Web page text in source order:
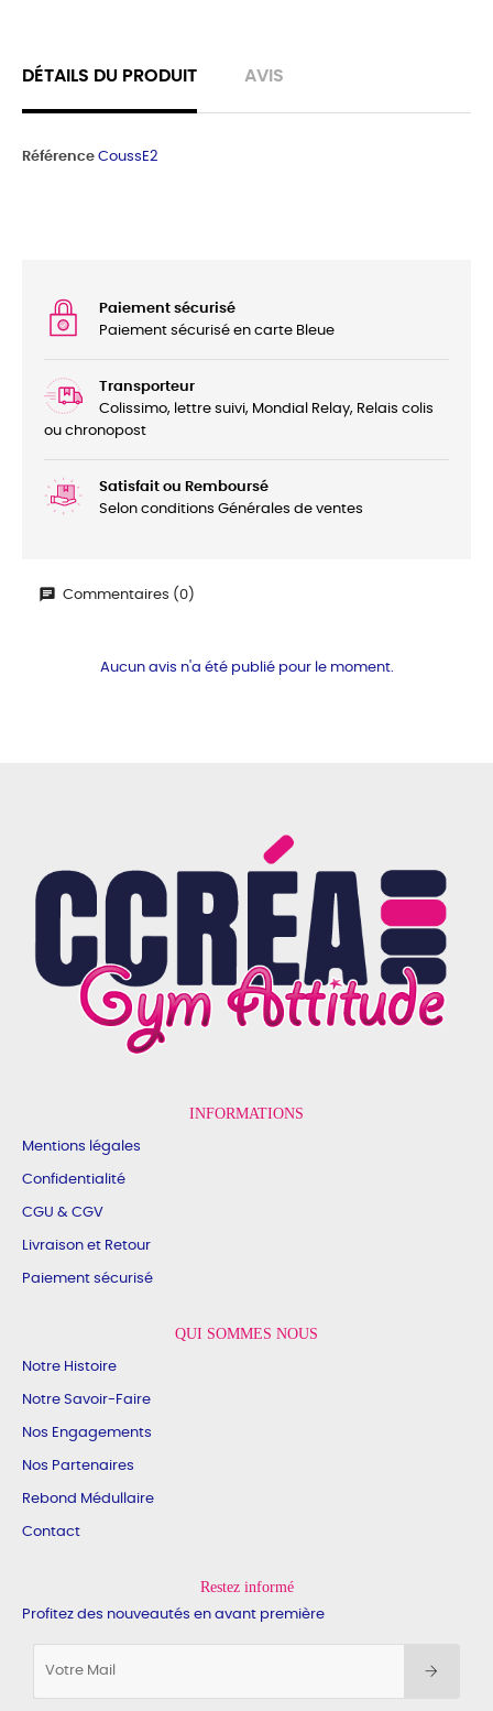
DÉTAILS DU PRODUIT AVIS
Référence CoussE2
Paiement sécurisé
Paiement sécurisé en carte Bleue
Transporteur
Colissimo, lettre suivi, Mondial Relay, Relais colis
ou chronopost
Satisfait ou Remboursé
Selon conditions Générales de ventes
Commentaires (0)
Aucun avis n'a été publié pour le moment.
INFORMATIONS
Mentions légales
Confidentialité
CGU & CGV
Livraison et Retour
Paiement sécurisé
QUI SOMMES NOUS
Notre Histoire
Notre Savoir-Faire
Nos Engagements
Nos Partenaires
Rebond Médullaire
Contact
Restez informé
Profitez des nouveautés en avant première